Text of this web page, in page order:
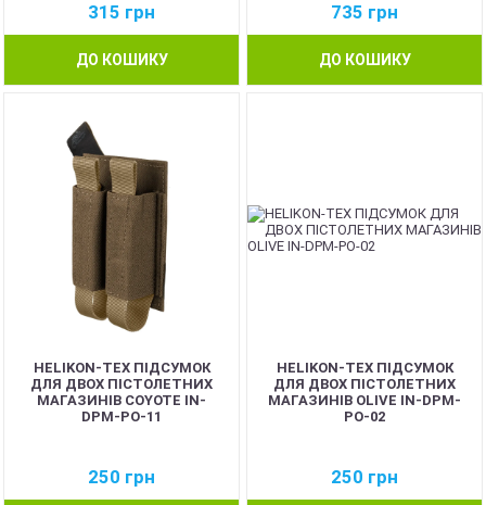
315 грн
ДО КОШИКУ
735 грн
ДО КОШИКУ
HELIKON-TEX ПІДСУМОК
ДЛЯ ДВОХ ПІСТОЛЕТНИХ
МАГАЗИНІВ COYOTE IN-
DPM-PO-11
250 грн
HELIKON-TEX ПІДСУМОК
ДЛЯ ДВОХ ПІСТОЛЕТНИХ
МАГАЗИНІВ OLIVE IN-DPM-
PO-02
250 грн